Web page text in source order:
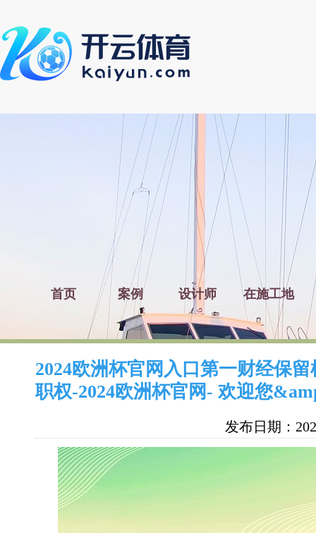
首页 案例 设计师 在施工地
2024欧洲杯官网入口第一财经保
职权-2024欧洲杯官网- 欢迎您
发布日期：